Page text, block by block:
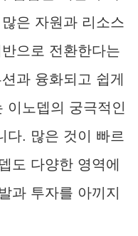
은 자원과 리소스
으로 전환한다는
과 융화되고 쉽게
이노뎁의 궁극적인
다. 많은 것이 빠르
도 다양한 영역에
과 투자를 아끼지